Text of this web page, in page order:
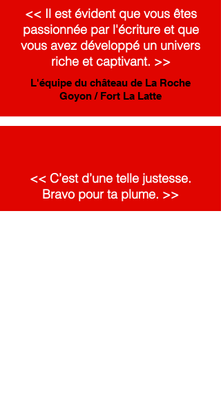
<< Il est évident que vous êtes
passionnée par l'écriture et que
vous avez développé un univers
riche et captivant. >>
L'équipe du château de La Roche
Goyon / Fort La Latte
<< C’est d’une telle justesse.
Bravo pour ta plume. >>